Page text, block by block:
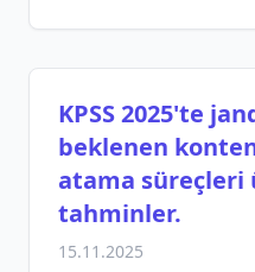
KPSS 2025'te
beklenen
atama süreçleri
tahminler.
15.11.2025